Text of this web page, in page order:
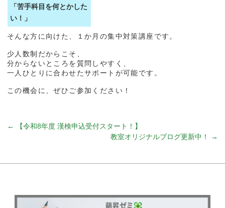
「苦手科目を何とかした
い！」
そんな方に向けた、１か月の集中対策講座です。
少人数制だからこそ、
分からないところを質問しやすく、
一人ひとりに合わせたサポートが可能です。
この機会に、ぜひご参加ください！
←
【令和8年度 漢検申込受付スタート！】
教室オリジナルブログ更新中！
→